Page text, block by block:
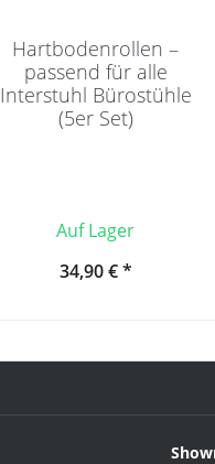
Hartbodenrollen –
passend für alle
Interstuhl Bürostühle
(5er Set)
Auf Lager
34,90 € *